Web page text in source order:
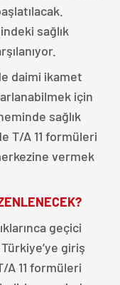
sağlık
daimi ikamet
için
sağlık
T/A 11 formüleri
vermek
geçici
giriş
A 11 formüleri